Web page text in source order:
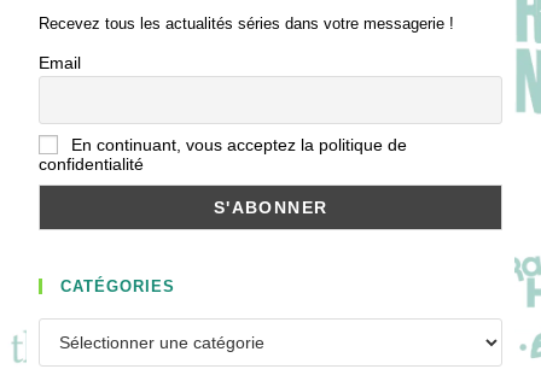
Recevez tous les actualités séries dans votre messagerie !
Email
En continuant, vous acceptez la politique de
confidentialité
CATÉGORIES
Catégories